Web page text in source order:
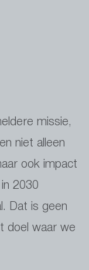
missie,
niet alleen
ook impact
2030
Dat is geen
doel waar we